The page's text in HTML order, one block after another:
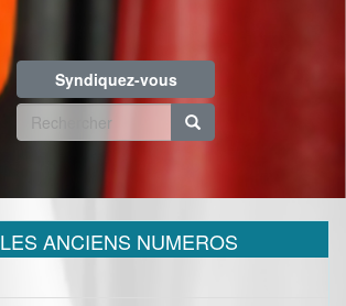
Syndiquez-vous
Formulaire
recherche
LES ANCIENS NUMEROS